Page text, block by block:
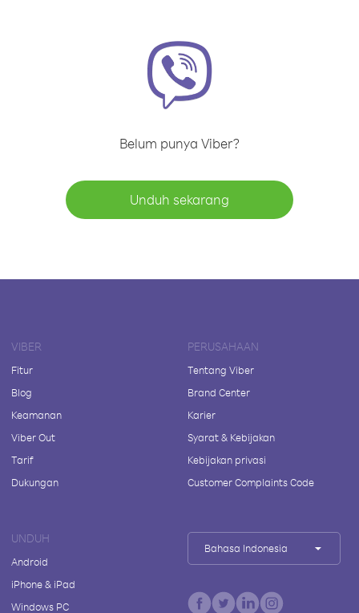
Belum punya Viber?
Unduh sekarang
VIBER
Fitur
Blog
Keamanan
Viber Out
Tarif
Dukungan
PERUSAHAAN
Tentang Viber
Brand Center
Karier
Syarat & Kebijakan
Kebijakan privasi
Customer Complaints Code
UNDUH
Android
iPhone & iPad
Windows PC
Bahasa Indonesia